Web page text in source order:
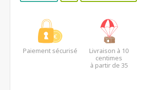
Paiement sécurisé
Livraison à 10
centimes
à partir de 35